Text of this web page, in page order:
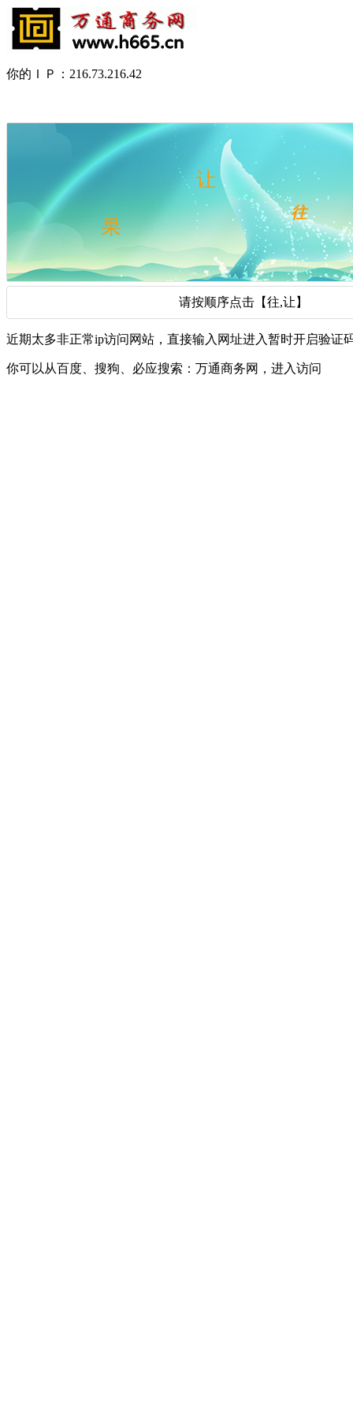
你的ＩＰ：216.73.216.42
请按顺序点击【往,让】
近期太多非正常ip访问网站，直接输入网址进入暂时开启验证
你可以从百度、搜狗、必应搜索：万通商务网，进入访问